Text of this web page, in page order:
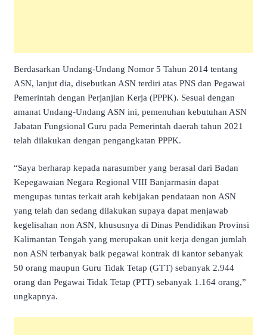
Berdasarkan Undang-Undang Nomor 5 Tahun 2014 tentang
ASN, lanjut dia, disebutkan ASN terdiri atas PNS dan Pegawai
Pemerintah dengan Perjanjian Kerja (PPPK). Sesuai dengan
amanat Undang-Undang ASN ini, pemenuhan kebutuhan ASN
Jabatan Fungsional Guru pada Pemerintah daerah tahun 2021
telah dilakukan dengan pengangkatan PPPK.
“Saya berharap kepada narasumber yang berasal dari Badan
Kepegawaian Negara Regional VIII Banjarmasin dapat
mengupas tuntas terkait arah kebijakan pendataan non ASN
yang telah dan sedang dilakukan supaya dapat menjawab
kegelisahan non ASN, khususnya di Dinas Pendidikan Provinsi
Kalimantan Tengah yang merupakan unit kerja dengan jumlah
non ASN terbanyak baik pegawai kontrak di kantor sebanyak
50 orang maupun Guru Tidak Tetap (GTT) sebanyak 2.944
orang dan Pegawai Tidak Tetap (PTT) sebanyak 1.164 orang,”
ungkapnya.